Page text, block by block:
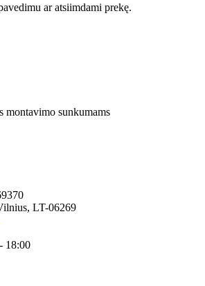
ar atsiimdami prekę.
montavimo sunkumams
LT-06269
18:00